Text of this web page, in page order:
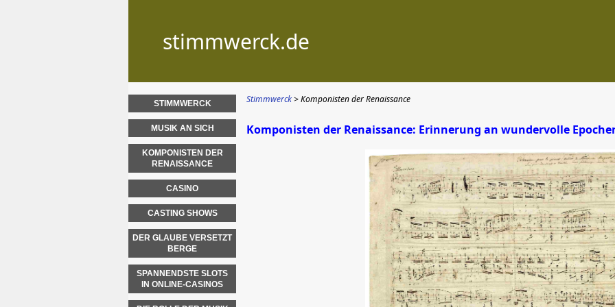
stimmwerck.de
Stimmwerck Komponisten der Renaissance
Komponisten der Renaissance: Erinnerung an wundervolle
STIMMWERCK
MUSIK AN SICH
KOMPONISTEN DER
RENAISSANCE
CASINO
CASTING SHOWS
DER GLAUBE VERSETZT
BERGE
SPANNENDSTE SLOTS
IN ONLINE-CASINOS